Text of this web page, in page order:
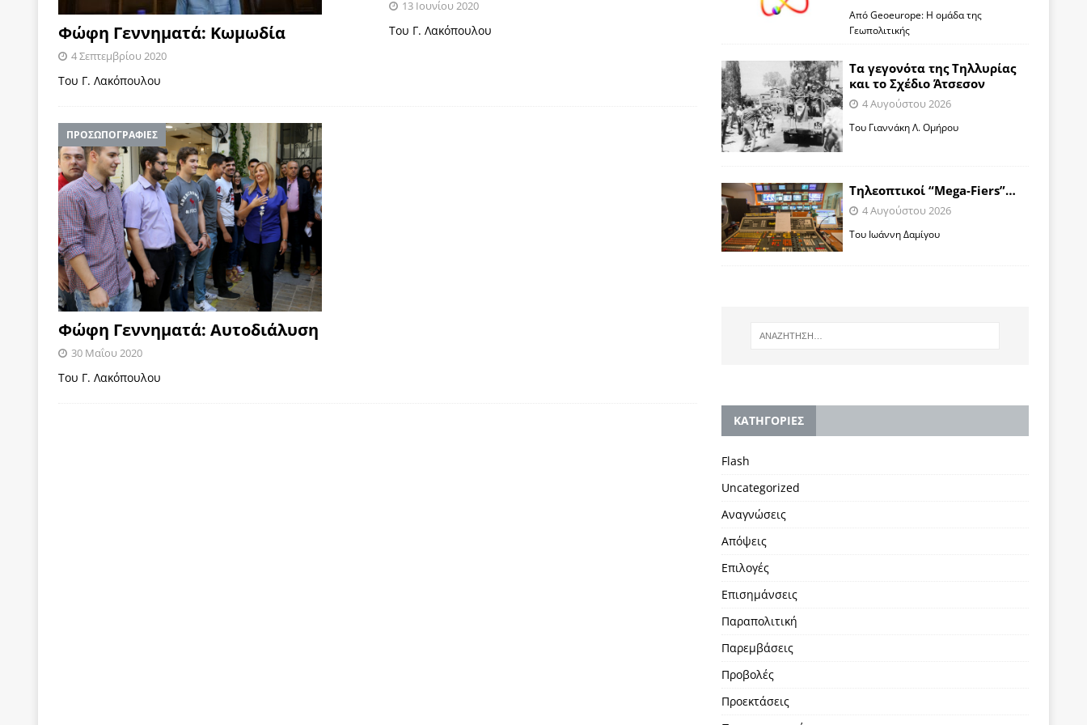
Φώφη Γεννηματά: Κωμωδία
4 Σεπτεμβρίου 2020
Του Γ. Λακόπουλου
13 Ιουνίου 2020
Του Γ. Λακόπουλου
ΠΡΟΣΩΠΟΓΡΑΦΙΕΣ
Φώφη Γεννηματά: Αυτοδιάλυση
30 Μαΐου 2020
Του Γ. Λακόπουλου
Από Geoeurope: H ομάδα της
Γεωπολιτικής
Τα γεγονότα της Τηλλυρίας
και το Σχέδιο Άτσεσον
4 Αυγούστου 2026
Toυ Γιαννάκη Λ. Ομήρου
Tηλεοπτικοί “Mega-Fiers”…
4 Αυγούστου 2026
Toυ Ιωάννη Δαμίγου
KΑΤΗΓΟΡΙΕΣ
Flash
Uncategorized
Αναγνώσεις
Απόψεις
Επιλογές
Επισημάνσεις
Παραπολιτική
Παρεμβάσεις
Προβολές
Προεκτάσεις